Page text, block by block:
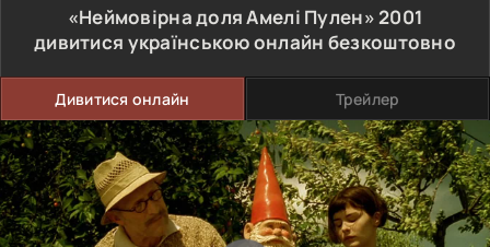
«Неймовірна доля Амелі Пулен»2001
дивитися українською онлайн безкоштовно
Дивитися онлайн Трейлер